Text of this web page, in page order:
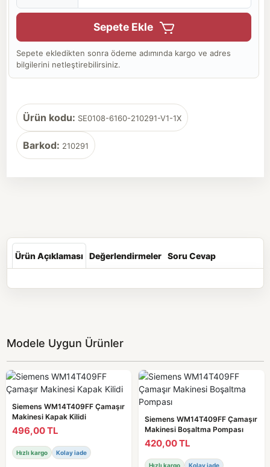
Sepete Ekle
Sepete ekledikten sonra ödeme adımında kargo ve adres
bilgilerini netleştirebilirsiniz.
Ürün kodu: SE0108-6160-210291-V1-1X
Barkod: 210291
Ürün Açıklaması Değerlendirmeler Soru Cevap
Modele Uygun Ürünler
Siemens WM14T409FF Çamaşır
Makinesi Kapak Kilidi
496,00 TL
Hızlı kargo Kolay iade
Siemens WM14T409FF Çamaşır
Makinesi Boşaltma Pompası
420,00 TL
Hızlı kargo Kolay iade